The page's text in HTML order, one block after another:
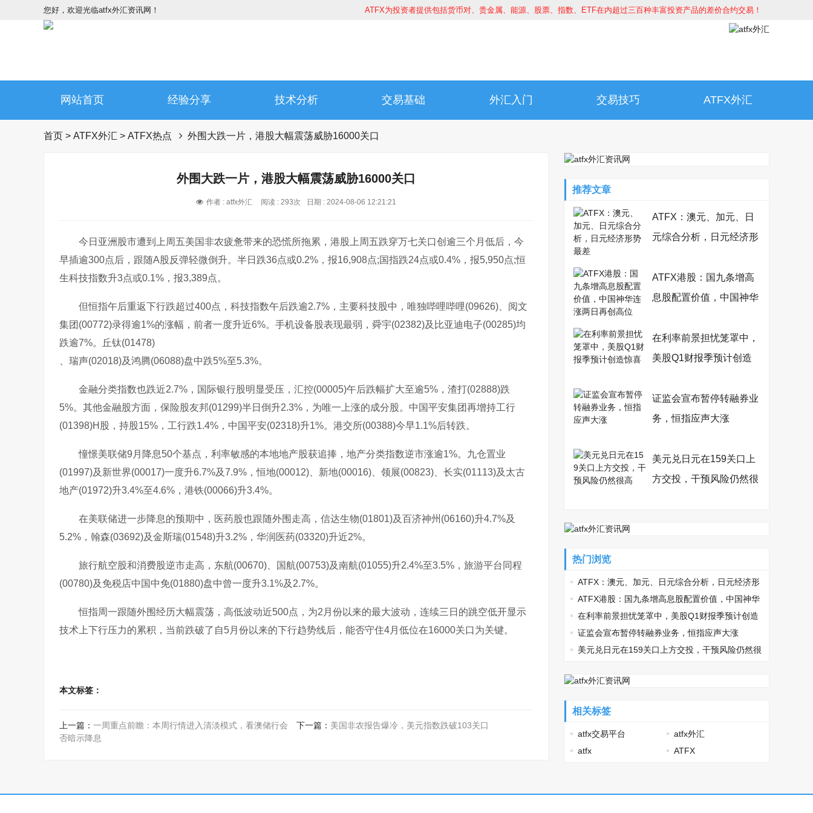
您好，欢迎光临atfx外汇资讯网！ ATFX为投资者提供包括货币对、贵金属、能源、股票、指数、ETF在内超过三百种丰富投资产品的差价合约交易！
网站首页 经验分享 技术分析 交易基础 外汇入门 交易技巧 ATFX外汇
首页 > ATFX外汇 > ATFX热点 外围大跌一片，港股大幅震荡威胁16000关口
外围大跌一片，港股大幅震荡威胁16000关口
作者 : atfx外汇 阅读 : 293次 日期 : 2024-08-06 12:21:21
今日亚洲股市遭到上周五美国非农疲惫带来的恐慌所拖累，港股上周五跌穿万七关口创逾三个月低后，今
早插逾300点后，跟随A股反弹轻微倒升。半日跌36点或0.2%，报16,908点;国指跌24点或0.4%，报5,950点;恒
生科技指数升3点或0.1%，报3,389点。
但恒指午后重返下行跌超过400点，科技指数午后跌逾2.7%，主要科技股中，唯独哔哩哔哩(09626)、阅文
集团(00772)录得逾1%的涨幅，前者一度升近6%。手机设备股表现最弱，舜宇(02382)及比亚迪电子(00285)均
跌逾7%。丘钛(01478)
、瑞声(02018)及鸿腾(06088)盘中跌5%至5.3%。
金融分类指数也跌近2.7%，国际银行股明显受压，汇控(00005)午后跌幅扩大至逾5%，渣打(02888)跌
5%。其他金融股方面，保险股友邦(01299)半日倒升2.3%，为唯一上涨的成分股。中国平安集团再增持工行
(01398)H股，持股15%，工行跌1.4%，中国平安(02318)升1%。港交所(00388)今早1.1%后转跌。
憧憬美联储9月降息50个基点，利率敏感的本地地产股获追捧，地产分类指数逆市涨逾1%。九仓置业
(01997)及新世界(00017)一度升6.7%及7.9%，恒地(00012)、新地(00016)、领展(00823)、长实(01113)及太古
地产(01972)升3.4%至4.6%，港铁(00066)升3.4%。
在美联储进一步降息的预期中，医药股也跟随外围走高，信达生物(01801)及百济神州(06160)升4.7%及
5.2%，翰森(03692)及金斯瑞(01548)升3.2%，华润医药(03320)升近2%。
旅行航空股和消费股逆市走高，东航(00670)、国航(00753)及南航(01055)升2.4%至3.5%，旅游平台同程
(00780)及免税店中国中免(01880)盘中曾一度升3.1%及2.7%。
恒指周一跟随外围经历大幅震荡，高低波动近500点，为2月份以来的最大波动，连续三日的跳空低开显示
技术上下行压力的累积，当前跌破了自5月份以来的下行趋势线后，能否守住4月低位在16000关口为关键。
本文标签：
上一篇： 一周重点前瞻：本周行情进入清淡模式，看澳储行会
否暗示降息
下一篇： 美国非农报告爆冷，美元指数跌破103关口
推荐文章
ATFX：澳元、加元、日
元综合分析，日元经济形
ATFX港股：国九条增高
息股配置价值，中国神华
在利率前景担忧笼罩中，
美股Q1财报季预计创造
证监会宣布暂停转融券业
务，恒指应声大涨
美元兑日元在159关口上
方交投，干预风险仍然很
热门浏览
ATFX：澳元、加元、日元综合分析，日元经济形
势最差
ATFX港股：国九条增高息股配置价值，中国神华
连涨两日再创高位
在利率前景担忧笼罩中，美股Q1财报季预计创造
惊喜证监会宣布暂停转融券业务，恒指应声大涨
美元兑日元在159关口上方交投，干预风险仍然很
相关标签
atfx交易平台
atfx外汇
atfx
ATFX